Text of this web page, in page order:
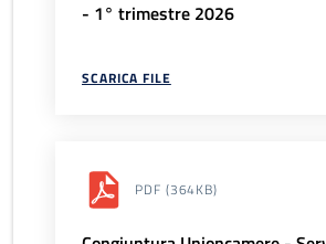
- 1° trimestre 2026
SCARICA FILE
PDF (364KB)